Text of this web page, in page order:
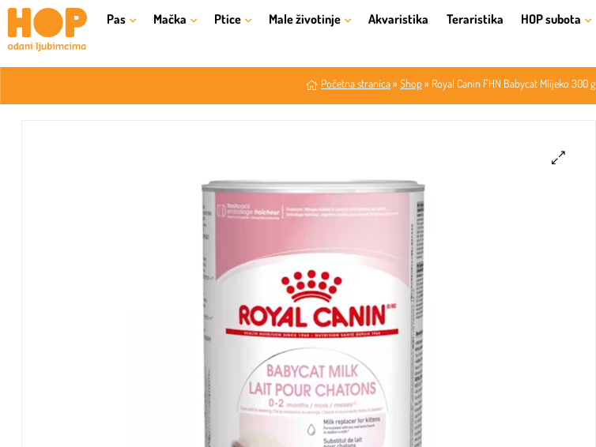
Pas Mačka Ptice Male životinje Akvaristika Teraristika HOP subota
Početna stranica» Shop» Royal Canin FHN Babycat Mlijeko 300 g